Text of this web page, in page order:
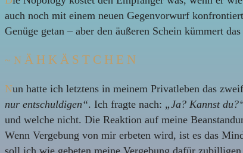
auch noch mit einem neuen Gegenvorwurf
Genüge getan – aber den äußeren Schein kümmert
~ N Ä H K Ä S T C H E N
Nun hatte ich letztens in meinem Privatleben das
nur entschuldigen“. Ich fragte nach: „Ja? Kannst
und welche nicht. Die Reaktion auf meine
Wenn Vergebung von mir erbeten wird, ist es das
soll ich wie gebeten meine Vergebung dafür